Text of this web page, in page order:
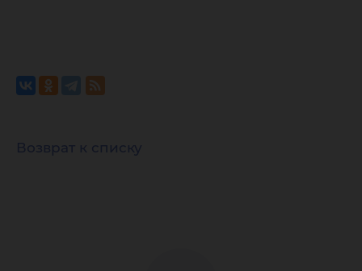
Возврат к списку